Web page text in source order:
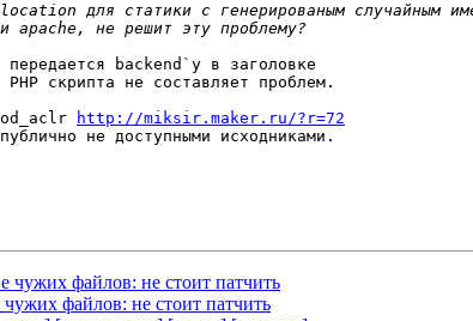
backend`у в заголовке
скрипта не составляет проблем.
http://miksir.maker.ru/?r=72
не доступными исходниками.
чужих файлов: не стоит патчить
чужих файлов: не стоит патчить